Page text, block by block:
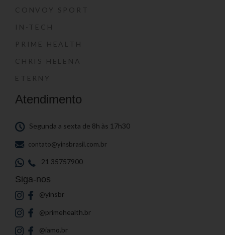
CONVOY SPORT
IN-TECH
PRIME HEALTH
CHRIS HELENA
ETERNY
Atendimento
Segunda a sexta de 8h às 17h30
contato@yinsbrasil.com.br
21 35757900
Siga-nos
@yinsbr
@primehealth.br
@iamo.br